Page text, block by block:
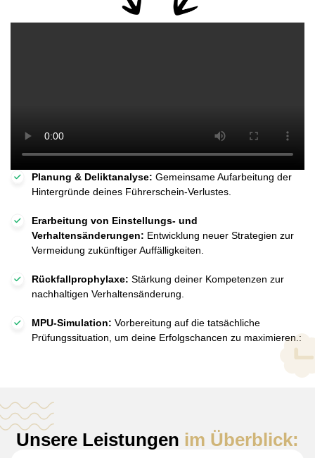
Planung & Deliktanalyse: Gemeinsame Aufarbeitung der
Hintergründe deines Führerschein-Verlustes.
Erarbeitung von Einstellungs- und
Verhaltensänderungen: Entwicklung neuer Strategien zur
Vermeidung zukünftiger Auffälligkeiten.
Rückfallprophylaxe: Stärkung deiner Kompetenzen zur
nachhaltigen Verhaltensänderung.
MPU-Simulation: Vorbereitung auf die tatsächliche
Prüfungssituation, um deine Erfolgschancen zu maximieren.:
Unsere Leistungen im Überblick: